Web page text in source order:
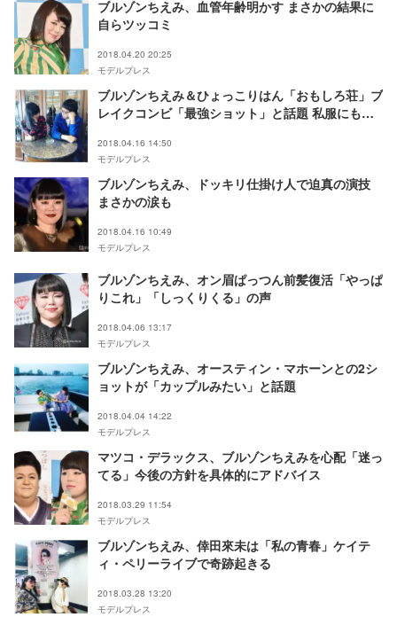
ブルゾンちえみ、血管年齢明かす まさかの結果に
自らツッコミ
2018.04.20 20:25
モデルプレス
ブルゾンちえみ＆ひょっこりはん「おもしろ荘」ブ
レイクコンビ「最強ショット」と話題 私服にも注
2018.04.16 14:50
モデルプレス
ブルゾンちえみ、ドッキリ仕掛け人で迫真の演技
まさかの涙も
2018.04.16 10:49
モデルプレス
ブルゾンちえみ、オン眉ぱっつん前髪復活「やっぱ
りこれ」「しっくりくる」の声
2018.04.06 13:17
モデルプレス
ブルゾンちえみ、オースティン・マホーンとの2シ
ョットが「カップルみたい」と話題
2018.04.04 14:22
モデルプレス
マツコ・デラックス、ブルゾンちえみを心配「迷っ
てる」今後の方針を具体的にアドバイス
2018.03.29 11:54
モデルプレス
ブルゾンちえみ、倖田來未は「私の青春」ケイテ
ィ・ペリーライブで奇跡起きる
2018.03.28 13:20
モデルプレス